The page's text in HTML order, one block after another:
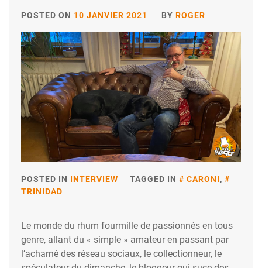
POSTED ON 10 JANVIER 2021 BY ROGER
POSTED IN INTERVIEW TAGGED IN CARONI,
TRINIDAD
Le monde du rhum fourmille de passionnés en tous
genre, allant du « simple » amateur en passant par
l’acharné des réseau sociaux, le collectionneur, le